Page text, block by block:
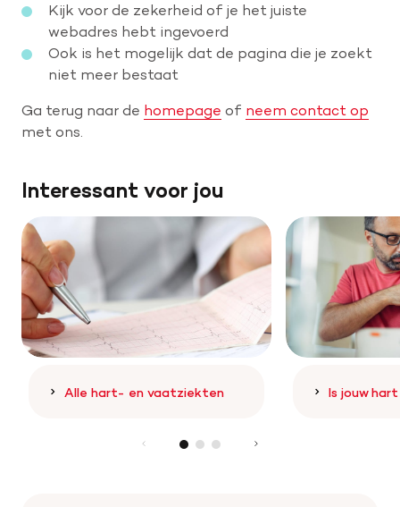
Is jouw hart gezond?
Help mee met geld
Leven met
Wetenschappelijk onderzoek
Doneer
Kijk voor de zekerheid of je het juiste
webadres hebt ingevoerd
Ook is het mogelijk dat de pagina die je zoekt
niet meer bestaat
Ga terug naar de homepage of neem contact op
met ons.
Interessant voor jou
Alle hart- en vaatziekten Is jouw